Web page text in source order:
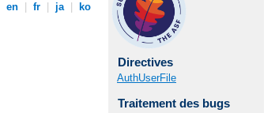
en fr ja ko
Directives
AuthUserFile
Traitement des bugs